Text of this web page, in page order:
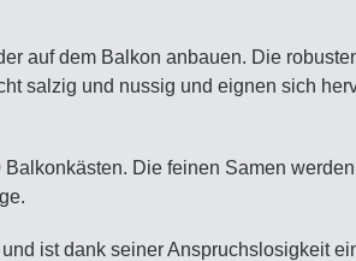
auf dem Balkon anbauen. Die
salzig und nussig und eignen sich
Die feinen Samen
ist dank seiner Anspruchslosigkeit